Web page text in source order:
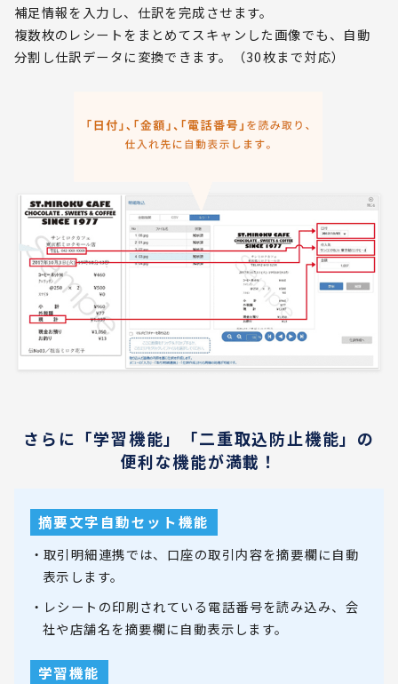
補足情報を入力し、仕訳を完成させます。
複数枚のレシートをまとめてスキャンした画像でも、自動
分割し仕訳データに変換できます。（30枚まで対応）
さらに「学習機能」「二重取込防止機能」の
便利な機能が満載！
摘要文字自動セット機能
・取引明細連携では、口座の取引内容を摘要欄に自動
表示します。
・レシートの印刷されている電話番号を読み込み、会
社や店舗名を摘要欄に自動表示します。
学習機能